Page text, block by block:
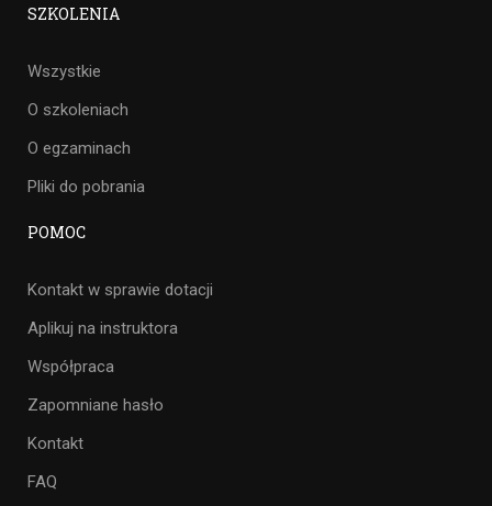
SZKOLENIA
Wszystkie
O szkoleniach
O egzaminach
Pliki do pobrania
POMOC
Kontakt w sprawie dotacji
Aplikuj na instruktora
Współpraca
Zapomniane hasło
Kontakt
FAQ